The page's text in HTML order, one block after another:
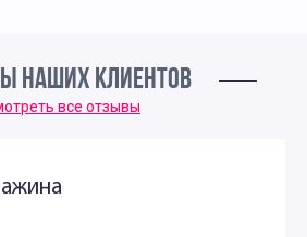
НАШИХ КЛИЕНТОВ
все отзывы